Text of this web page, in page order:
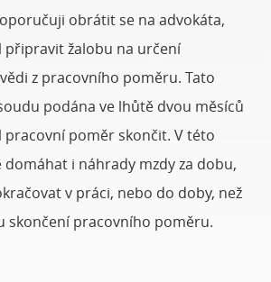
obrátit se na advokáta,
připravit žalobu na určení
z pracovního poměru. Tato
podána ve lhůtě dvou měsíců
pracovní poměr skončit. V této
domáhat i náhrady mzdy za dobu,
v práci, nebo do doby, než
skončení pracovního poměru.